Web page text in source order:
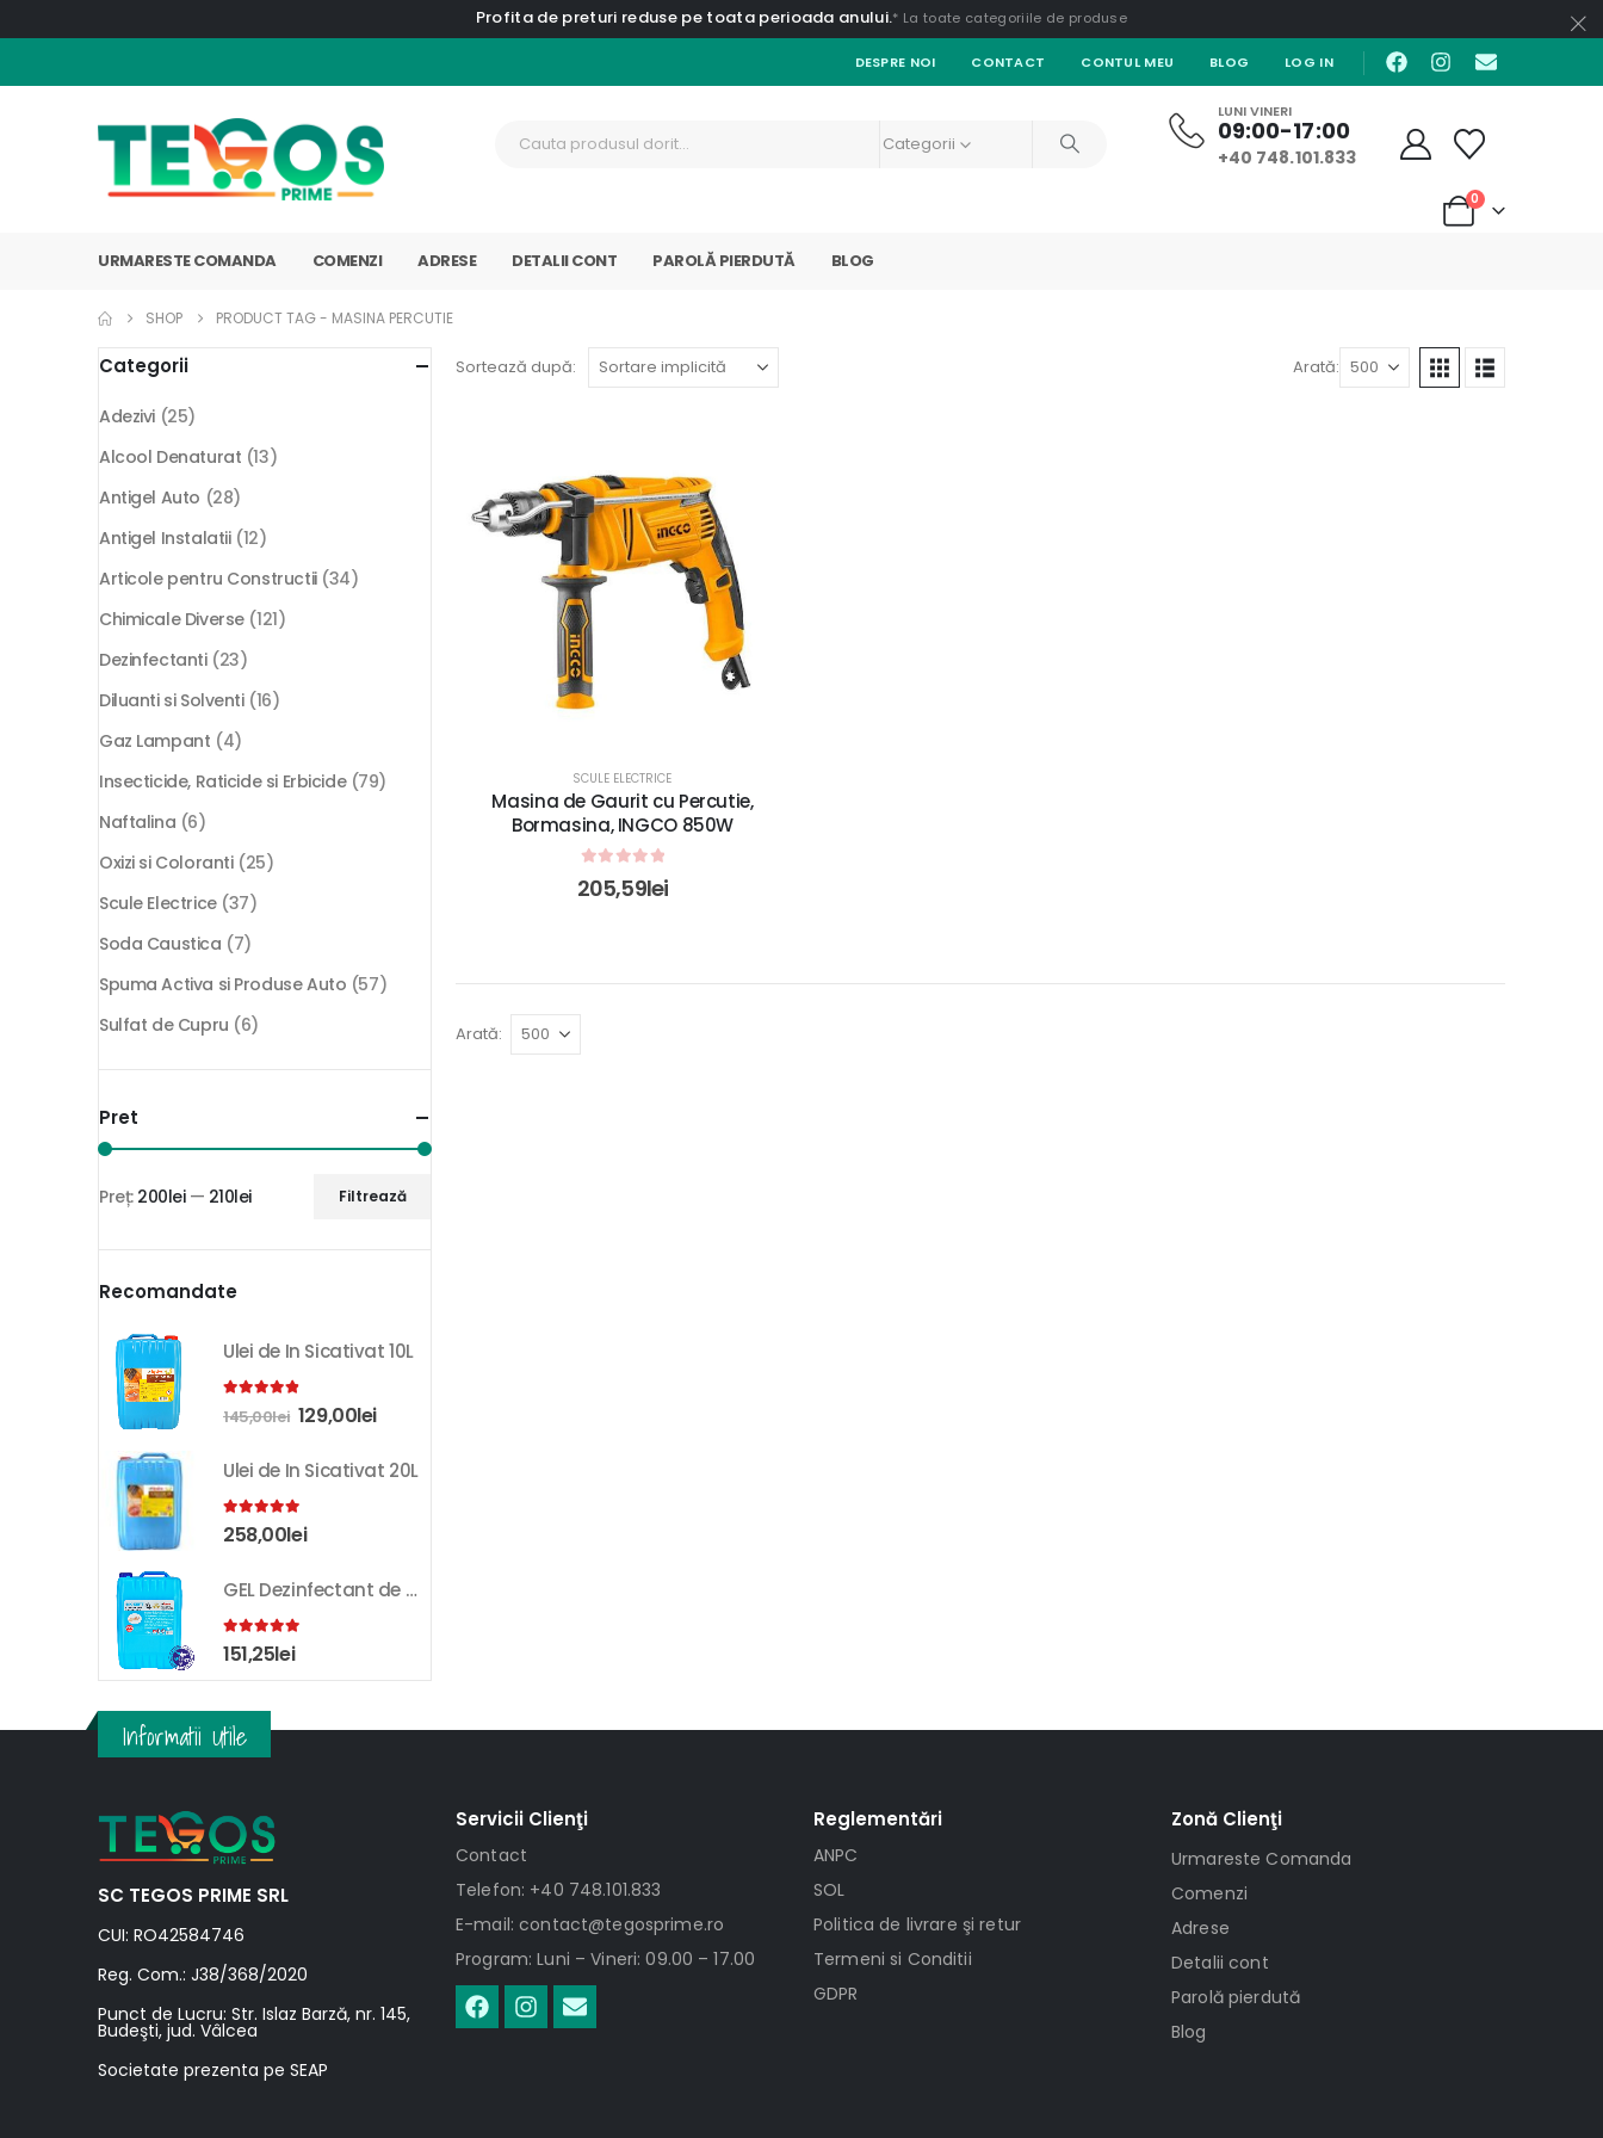
Profita de preturi reduse pe toata perioada anului.* La toate categoriile de produse
DESPRE NOI CONTACT CONTUL MEU BLOG LOG IN
Categorii
LUNI VINERI
09:00-17:00
+40 748.101.833
0
URMARESTE COMANDA COMENZI ADRESE DETALII CONT PAROLĂ PIERDUTĂ BLOG
SHOP PRODUCT TAG - MASINA PERCUTIE
Sortează după: Arată:
SCULE ELECTRICE
Masina de Gaurit cu Percutie,
Bormasina, INGCO 850W
out of 5
205,59lei
Arată:
Categorii
Adezivi (25)
Alcool Denaturat (13)
Antigel Auto (28)
Antigel Instalatii (12)
Articole pentru Constructii (34)
Chimicale Diverse (121)
Dezinfectanti (23)
Diluanti si Solventi (16)
Gaz Lampant (4)
Insecticide, Raticide si Erbicide (79)
Naftalina (6)
Oxizi si Coloranti (25)
Scule Electrice (37)
Soda Caustica (7)
Spuma Activa si Produse Auto (57)
Sulfat de Cupru (6)
Pret
Filtrează
Preț: 200lei— 210lei
Recomandate
Ulei de In Sicativat 10L
out of 5
145,00lei 129,00lei
Ulei de In Sicativat 20L
5.00out of 5
258,00lei
GEL Dezinfectant de Maini K-SEPT 10L
5.00out of 5
151,25lei
Informatii Utile
SC TEGOS PRIME SRL
CUI: RO42584746
Reg. Com.: J38/368/2020
Punct de Lucru: Str. Islaz Barză, nr. 145,
Budeşti, jud. Vâlcea
Societate prezenta pe SEAP
Servicii Clienţi
Contact
Telefon: +40 748.101.833
E-mail: contact@tegosprime.ro
Program: Luni – Vineri: 09.00 – 17.00
Reglementări
ANPC
SOL
Politica de livrare şi retur
Termeni si Conditii
GDPR
Zonă Clienţi
Urmareste Comanda
Comenzi
Adrese
Detalii cont
Parolă pierdută
Blog